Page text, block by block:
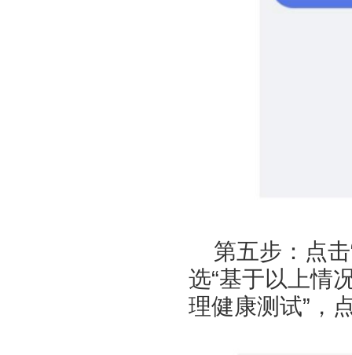
第五步：点
选“基于以上情
理健康测试”，